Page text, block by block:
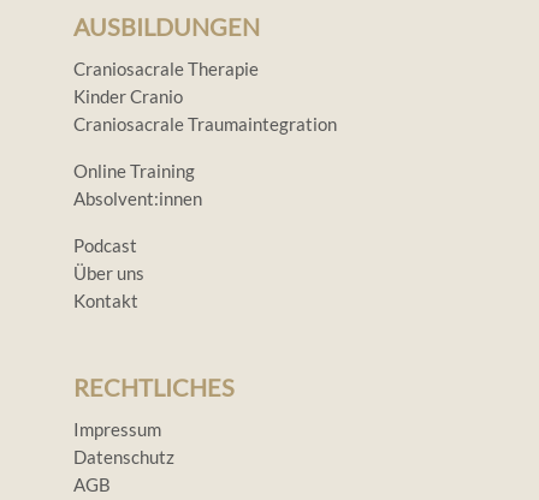
AUSBILDUNGEN
Craniosacrale Therapie
Kinder Cranio
Craniosacrale Traumaintegration
Online Training
Absolvent:innen
Podcast
Über uns
Kontakt
RECHTLICHES
Impressum
Datenschutz
AGB